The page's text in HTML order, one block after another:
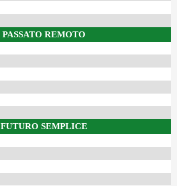
PASSATO REMOTO
FUTURO SEMPLICE